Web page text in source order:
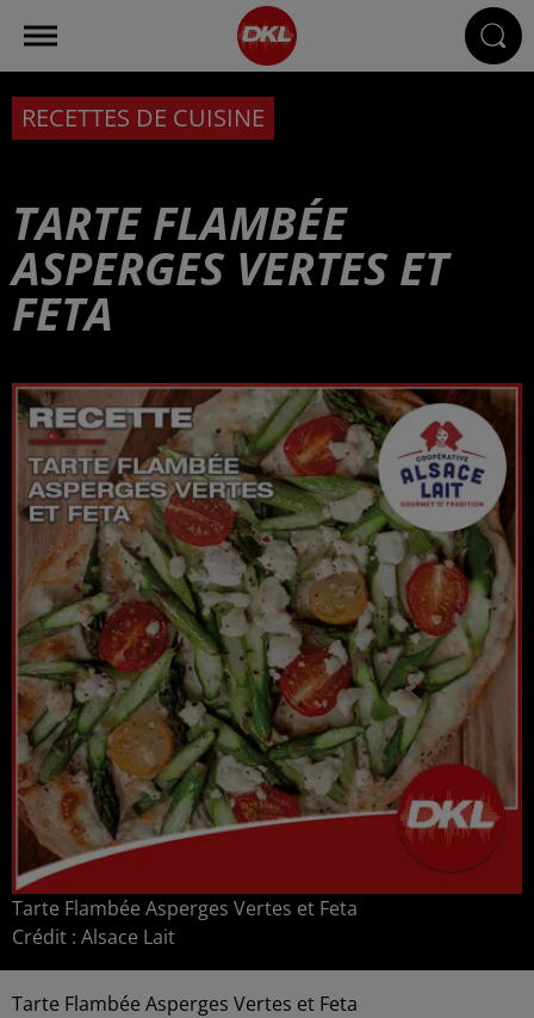
RECETTES DE CUISINE
TARTE FLAMBÉE
ASPERGES VERTES ET
FETA
Tarte Flambée Asperges Vertes et Feta
Crédit : Alsace Lait
Tarte Flambée Asperges Vertes et Feta